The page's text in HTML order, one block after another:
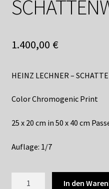
Versandkosten / Lieferung
Warenkorb
Widerrufsbelehrung
1.400,00 €
HEINZ LECHNER –
Color Chromogenic Print
25 x 20 cm in 50 x 40 cm
Auflage: 1/7
In den